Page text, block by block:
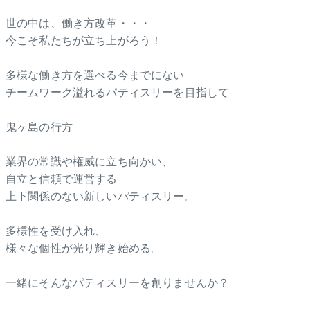
世の中は、働き方改革・・・
今こそ私たちが立ち上がろう！
多様な働き方を選べる今までにない
チームワーク溢れるパティスリーを目指して
鬼ヶ島の行方
業界の常識や権威に立ち向かい、
自立と信頼で運営する
上下関係のない新しいパティスリー。
多様性を受け入れ、
様々な個性が光り輝き始める。
一緒にそんなパティスリーを創りませんか？